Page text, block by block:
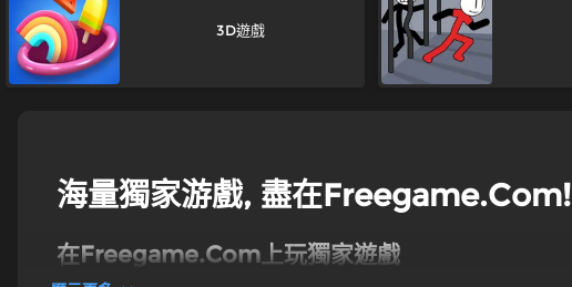
3D遊戲
海量獨家游戲, 盡在Freegame.Com!
在Freegame.Com上玩獨家遊戲